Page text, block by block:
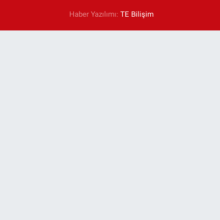
Haber Yazılımı:TE Bilişim